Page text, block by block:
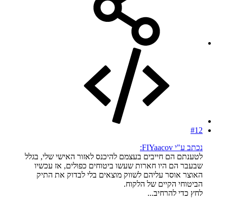
#12
נכתב ע"י FIYaacov:
לטענתם הם חייבים בעצמם להיכנס לאזור האישי שלי, בגלל
שבעבר הם היו חארות שעשו ביטוחים כפולים, אז עכשיו
האוצר אוסר עליהם לשווק מוצאים בלי לבדוק את התיק
הביטוחי הקיים של הלקוח.
לחץ כדי להרחיב...